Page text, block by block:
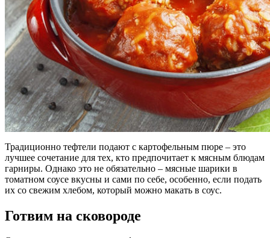
Традиционно тефтели подают с картофельным пюре – это
лучшее сочетание для тех, кто предпочитает к мясным блюдам
гарниры. Однако это не обязательно – мясные шарики в
томатном соусе вкусны и сами по себе, особенно, если подать
их со свежим хлебом, который можно макать в соус.
Готвим на сковороде